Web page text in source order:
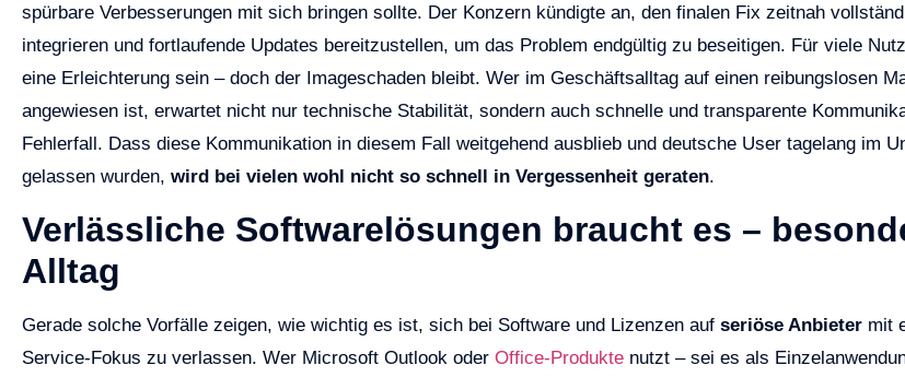
spürbare Verbesserungen mit sich bringen sollte. Der Konzern kündigte an, den finalen Fix zeitnah
integrieren und fortlaufende Updates bereitzustellen, um das Problem endgültig zu beseitigen. Für viele
eine Erleichterung sein – doch der Imageschaden bleibt. Wer im Geschäftsalltag auf einen reibungslosen
angewiesen ist, erwartet nicht nur technische Stabilität, sondern auch schnelle und transparente
Fehlerfall. Dass diese Kommunikation in diesem Fall weitgehend ausblieb und deutsche User tagelang im
gelassen wurden, wird bei vielen wohl nicht so schnell in Vergessenheit geraten.
Verlässliche Softwarelösungen braucht es –
Alltag
Gerade solche Vorfälle zeigen, wie wichtig es ist, sich bei Software und Lizenzen auf seriöse Anbieter mit
Service-Fokus zu verlassen. Wer Microsoft Outlook oder Office-Produkte nutzt – sei es als